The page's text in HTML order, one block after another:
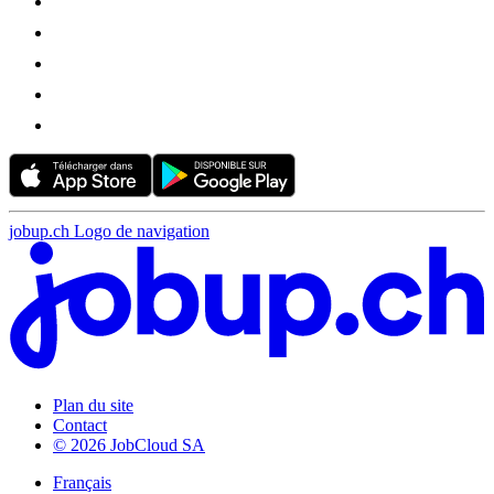
jobup.ch Logo de navigation
Plan du site
Contact
© 2026 JobCloud SA
Français